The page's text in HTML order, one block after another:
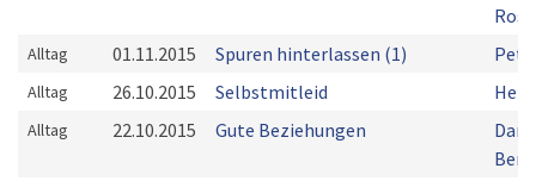
Alltag 01.11.2015 Spuren hinterlassen (1)
Alltag 26.10.2015 Selbstmitleid
Alltag 22.10.2015 Gute Beziehungen